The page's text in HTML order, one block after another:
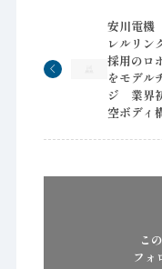
安川電
レルリン
採用のロ
をモデル
ジ 業界
空ボディ
こ
フォ